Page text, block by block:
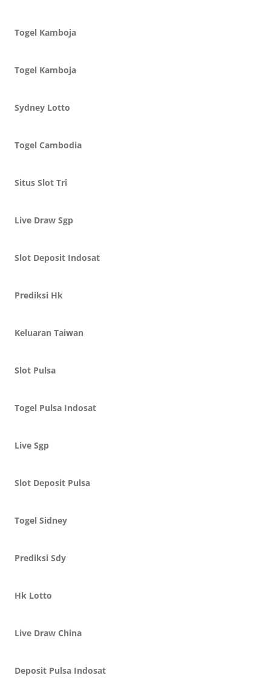
Togel Kamboja
Togel Kamboja
Sydney Lotto
Togel Cambodia
Situs Slot Tri
Live Draw Sgp
Slot Deposit Indosat
Prediksi Hk
Keluaran Taiwan
Slot Pulsa
Togel Pulsa Indosat
Live Sgp
Slot Deposit Pulsa
Togel Sidney
Prediksi Sdy
Hk Lotto
Live Draw China
Deposit Pulsa Indosat